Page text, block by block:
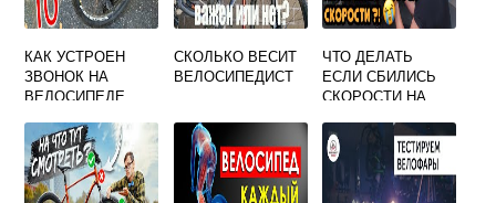
КАК УСТРОЕН
ЗВОНОК НА
ВЕЛОСИПЕДЕ
СКОЛЬКО ВЕСИТ
ВЕЛОСИПЕДИСТ
ЧТО ДЕЛАТЬ
ЕСЛИ СБИЛИСЬ
СКОРОСТИ НА